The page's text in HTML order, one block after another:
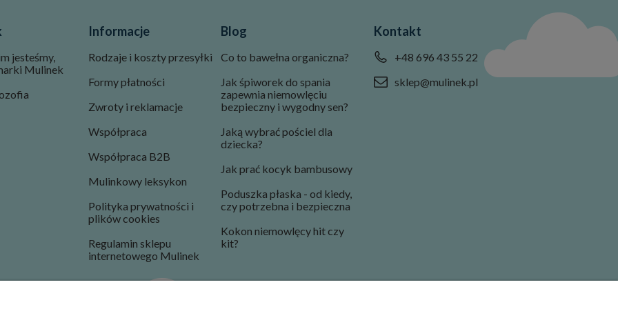
jesteśmy,
Mulinek
Informacje
Rodzaje i koszty przesyłki
Formy płatności
Zwroty i reklamacje
Współpraca
Współpraca B2B
Mulinkowy leksykon
Polityka prywatności i
plików cookies
Regulamin sklepu
internetowego Mulinek
Blog
Co to bawełna organiczna?
Jak śpiworek do spania
zapewnia niemowlęciu
bezpieczny i wygodny sen?
Jaką wybrać pościel dla
dziecka?
Jak prać kocyk bambusowy
Poduszka płaska - od kiedy,
czy potrzebna i bezpieczna
Kokon niemowlęcy hit czy
kit?
Kontakt
+48 696 43 55 22
sklep@mulinek.pl